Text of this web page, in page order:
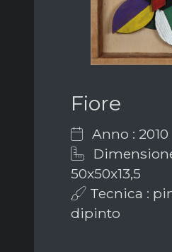
Fiore
Anno : 2010
50x50x13,5
Tecnica :
dipinto